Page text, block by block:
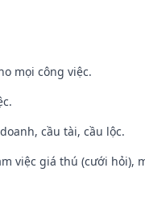
mọi công việc.
cầu tài, cầu lộc.
việc giá thú (cưới hỏi),